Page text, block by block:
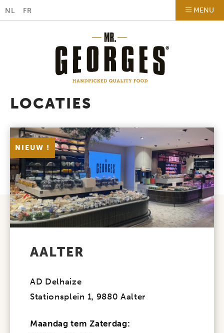
NL FR MENU
LOCATIES
NIEUW !
AALTER
AD Delhaize
Stationsplein 1, 9880 Aalter
Maandag tem Zaterdag: